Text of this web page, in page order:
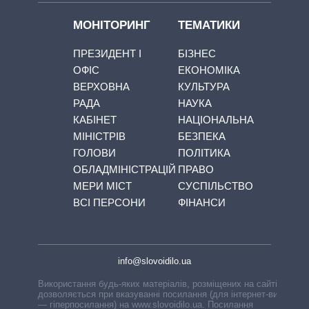
МОНІТОРИНГ
ПРЕЗИДЕНТ І
ОФІС
ВЕРХОВНА
РАДА
КАБІНЕТ
МІНІСТРІВ
ГОЛОВИ
ОБЛАДМІНІСТРАЦІЙ
МЕРИ МІСТ
ВСІ ПЕРСОНИ
ТЕМАТИКИ
БІЗНЕС
ЕКОНОМІКА
КУЛЬТУРА
НАУКА
НАЦІОНАЛЬНА
БЕЗПЕКА
ПОЛІТИКА
ПРАВО
СУСПІЛЬСТВО
ФІНАНСИ
info@slovoidilo.ua
Використання будь-яких матеріалів, розміщених на сайті,
дозволяється при вказуванні посилання (для інтернет-видань
— гіперпосилання) на www.slovoidilo.ua. Посилання